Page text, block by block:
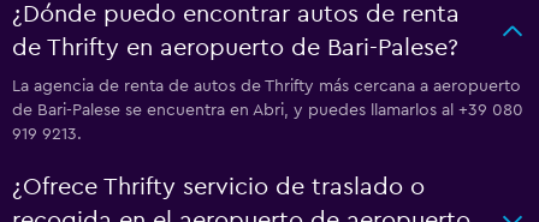
¿Dónde puedo encontrar autos de renta
de Thrifty en aeropuerto de Bari-Palese?
La agencia de renta de autos de Thrifty más cercana a aeropuerto
de Bari-Palese se encuentra en Abri, y puedes llamarlos al +39 080
919 9213.
¿Ofrece Thrifty servicio de traslado o